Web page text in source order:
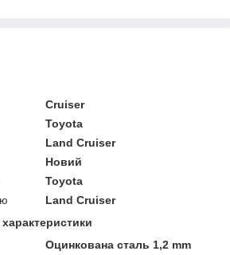
Cruiser
Toyota
Land Cruiser
Новий
Toyota
Land Cruiser
Оцинкована сталь 1,2 mm